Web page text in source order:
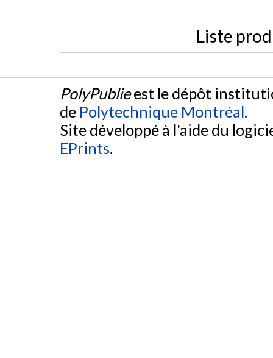
Liste
PolyPublieest le dépôt
de Polytechnique Montréal.
Site développé à l'aide du
EPrints.